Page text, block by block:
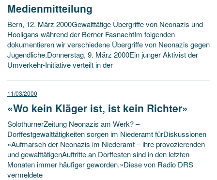
Medienmitteilung
Bern, 12. März 2000Gewalttätige Übergriffe von Neonazis und
Hooligans während der Berner FasnachtIm folgenden
dokumentieren wir verschiedene Übergriffe von Neonazis gegen
Jugendliche.Donnerstag, 9. März 2000Ein junger Aktivist der
Umverkehr-Initiative verteilt in der
11/03/2000
«Wo kein Kläger ist, ist kein Richter»
SolothurnerZeitung Neonazis am Werk? –
Dorffestgewalttätigkeiten sorgen im Niederamt fürDiskussionen
«Aufmarsch der Neonazis im Niederamt – ihre provozierenden
und gewalttätigenAuftritte an Dorffesten sind in den letzten
Monaten immer häufiger geworden.»Diese von Radio DRS
vermeldete